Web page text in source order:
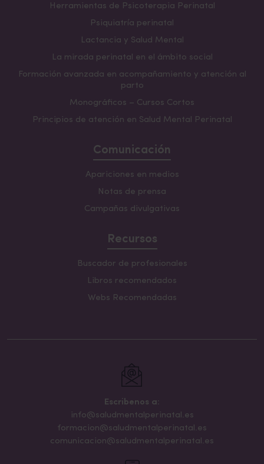
Herramientas de Psicoterapia Perinatal
Psiquiatría perinatal
Lactancia y Salud Mental
La mirada perinatal en el ámbito social
Formación avanzada en acompañamiento y atención al
parto
Monográficos – Cursos Cortos
Principios de atención en Salud Mental Perinatal
Comunicación
Apariciones en medios
Notas de prensa
Campañas divulgativas
Recursos
Buscador de profesionales
Libros recomendados
Webs Recomendadas
Escribenos a:
info@saludmentalperinatal.es
formacion@saludmentalperinatal.es
comunicacion@saludmentalperinatal.es